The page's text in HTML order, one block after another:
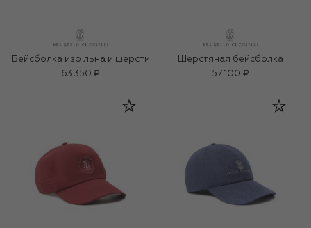
Бейсболка изо льна и шерсти
63 350 ₽
Шерстяная бейсболка
57 100 ₽